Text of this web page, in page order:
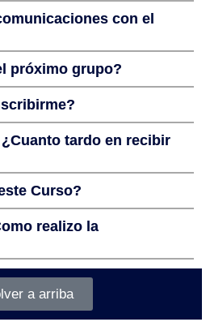
con el
próximo grupo?
tardo en recibir
Curso?
realizo la
a arriba